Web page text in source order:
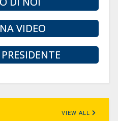
VIDEO
VIEW ALL